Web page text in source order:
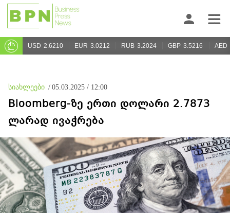
USD 2.6210 EUR 3.0212 RUB 3.2024 GBP 3.5216 AED
სიახლეები / 05.03.2025 / 12:00
Bloomberg-ზე ერთი დოლარი 2.7873
ლარად ივაჭრება